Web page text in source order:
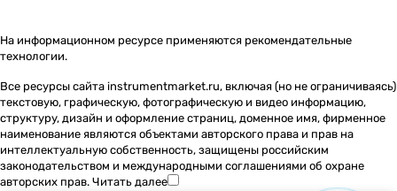
На информационном ресурсе применяются рекомендательные
технологии.
Все ресурсы сайта instrumentmarket.ru, включая (но не ограничиваясь)
текстовую, графическую, фотографическую и видео информацию,
структуру, дизайн и оформление страниц, доменное имя, фирменное
наименование являются объектами авторского права и прав на
интеллектуальную собственность, защищены российским
законодательством и международными соглашениями об охране
авторских прав. Читать далее